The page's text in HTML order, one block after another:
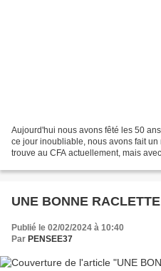
Aujourd'hui nous avons fêté les 50
ce jour inoubliable, nous avons fait
trouve au CFA actuellement, mais
UNE BONNE
Publié le 02/02/2024 à 10:40
Par PENSEE37